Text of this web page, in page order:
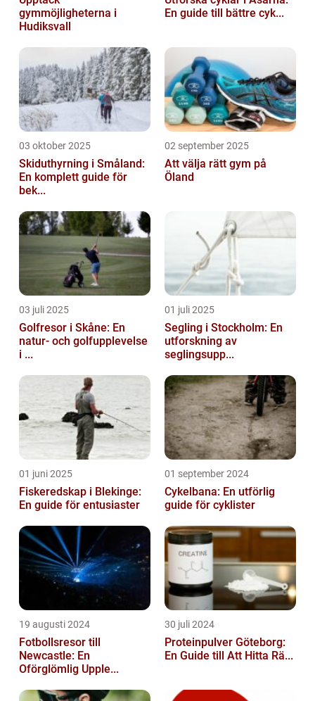
gymmöjligheterna i
Hudiksvall
En guide till bättre cyk...
03 oktober 2025
Skiduthyrning i Småland:
En komplett guide för
bek...
02 september 2025
Att välja rätt gym på
Öland
03 juli 2025
Golfresor i Skåne: En
natur- och golfupplevelse
i ...
01 juli 2025
Segling i Stockholm: En
utforskning av
seglingsupp...
01 juni 2025
Fiskeredskap i Blekinge:
En guide för entusiaster
01 september 2024
Cykelbana: En utförlig
guide för cyklister
19 augusti 2024
Fotbollsresor till
Newcastle: En
Oförglömlig Upple...
30 juli 2024
Proteinpulver Göteborg:
En Guide till Att Hitta Rä...